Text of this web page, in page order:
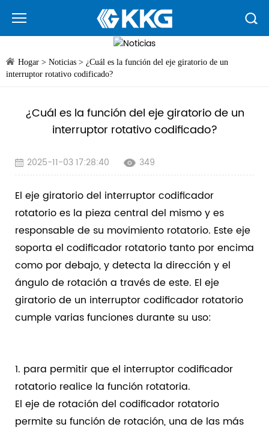
Hogar > Noticias > ¿Cuál es la función del eje giratorio de un
interruptor rotativo codificado?
¿Cuál es la función del eje giratorio de un
interruptor rotativo codificado?
2025-11-03 17:28:40 349
El eje giratorio del interruptor codificador
rotatorio es la pieza central del mismo y es
responsable de su movimiento rotatorio. Este eje
soporta el codificador rotatorio tanto por encima
como por debajo, y detecta la dirección y el
ángulo de rotación a través de este. El eje
giratorio de un interruptor codificador rotatorio
cumple varias funciones durante su uso:
1. para permitir que el interruptor codificador
rotatorio realice la función rotatoria.
El eje de rotación del codificador rotatorio
permite su función de rotación, una de las más